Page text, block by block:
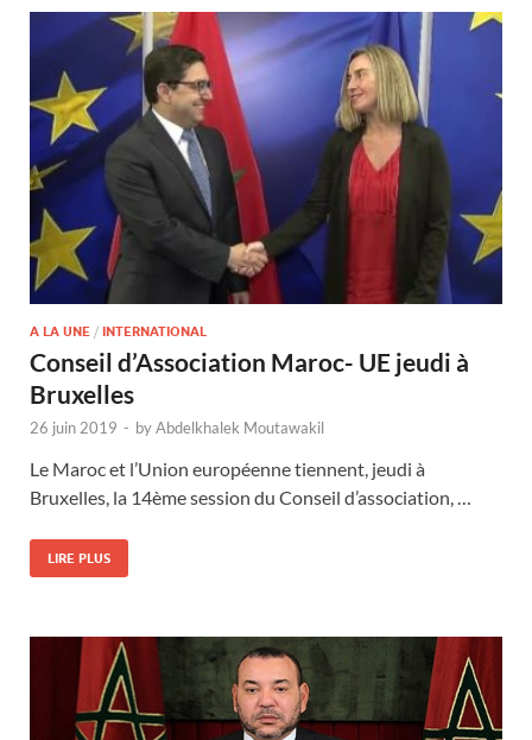
A LA UNE / INTERNATIONAL
Conseil d’Association Maroc- UE jeudi à
Bruxelles
26 juin 2019 - byAbdelkhalek Moutawakil
Le Maroc et l’Union européenne tiennent, jeudi à
Bruxelles, la 14ème session du Conseil d’association, …
LIRE PLUS